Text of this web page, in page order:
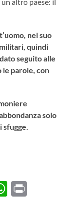
altro paese: il
nel suo
quindi
seguito alle
le parole, con
solo
sfugge.